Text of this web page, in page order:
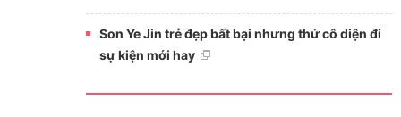
Son Ye Jin trẻ đẹp bất bại nhưng thứ cô diện đi
sự kiện mới hay